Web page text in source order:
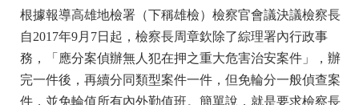
根據報導高雄地檢署（下稱雄檢）檢察官會議決議檢察長
自2017年9月7日起，檢察長周章欽除了綜理署內行政事
務，「應分案偵辦無人犯在押之重大危害治安案件」，辦
完一件後，再續分同類型案件一件，但免輪分一般偵查案
件，並免輪值所有內外勤值班。簡單說，就是要求檢察長